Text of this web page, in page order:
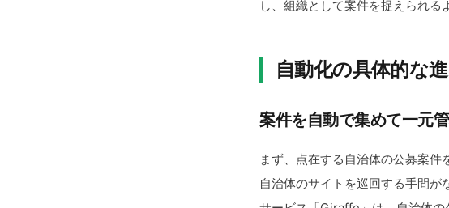
し、組織として案件を捉えられる
自動化の具体的な
案件を自動で集めて一元
まず、点在する自治体の公募案
自治体のサイトを巡回する手間